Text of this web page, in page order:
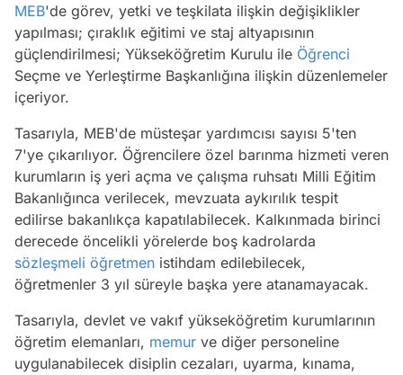
MEB'de görev, yetki ve teşkilata ilişkin değişiklikler
yapılması; çıraklık eğitimi ve staj altyapısının
güçlendirilmesi; Yükseköğretim Kurulu ile Öğrenci
Seçme ve Yerleştirme Başkanlığına ilişkin düzenlemeler
içeriyor.
Tasarıyla, MEB'de müsteşar yardımcısı sayısı 5'ten
7'ye çıkarılıyor. Öğrencilere özel barınma hizmeti veren
kurumların iş yeri açma ve çalışma ruhsatı Milli Eğitim
Bakanlığınca verilecek, mevzuata aykırılık tespit
edilirse bakanlıkça kapatılabilecek. Kalkınmada birinci
derecede öncelikli yörelerde boş kadrolarda
sözleşmeli öğretmen istihdam edilebilecek,
öğretmenler 3 yıl süreyle başka yere atanamayacak.
Tasarıyla, devlet ve vakıf yükseköğretim kurumlarının
öğretim elemanları, memur ve diğer personeline
uygulanabilecek disiplin cezaları, uyarma, kınama,